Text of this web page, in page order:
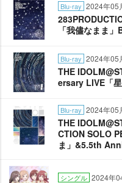
Blu-ray 2024年05
「我儘なまま
Blu-ray 2024年05
THE
ersary LIVE「
Blu-ray 2024年05
THE
CTION SOLO
ま」&5.5th
シングル 2024年